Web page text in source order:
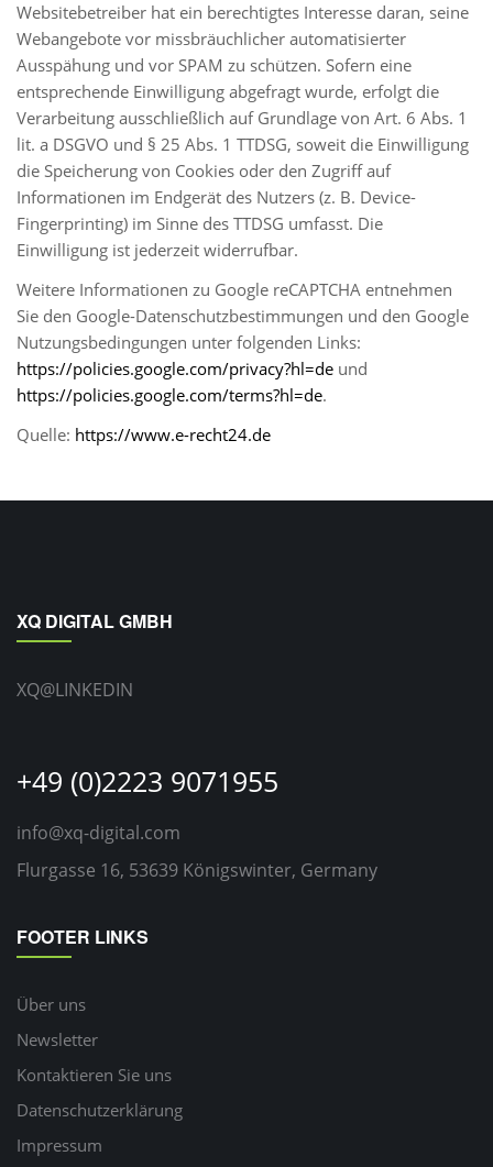
Websitebetreiber hat ein berechtigtes Interesse daran, seine
Webangebote vor missbräuchlicher automatisierter
Ausspähung und vor SPAM zu schützen. Sofern eine
entsprechende Einwilligung abgefragt wurde, erfolgt die
Verarbeitung ausschließlich auf Grundlage von Art. 6 Abs. 1
lit. a DSGVO und § 25 Abs. 1 TTDSG, soweit die Einwilligung
die Speicherung von Cookies oder den Zugriff auf
Informationen im Endgerät des Nutzers (z. B. Device-
Fingerprinting) im Sinne des TTDSG umfasst. Die
Einwilligung ist jederzeit widerrufbar.
Weitere Informationen zu Google reCAPTCHA entnehmen
Sie den Google-Datenschutzbestimmungen und den Google
Nutzungsbedingungen unter folgenden Links:
https://policies.google.com/privacy?hl=de und
https://policies.google.com/terms?hl=de.
Quelle: https://www.e-recht24.de
XQ DIGITAL GMBH
XQ@LINKEDIN
+49 (0)2223 9071955
info@xq-digital.com
Flurgasse 16, 53639 Königswinter, Germany
FOOTER LINKS
Über uns
Newsletter
Kontaktieren Sie uns
Datenschutzerklärung
Impressum